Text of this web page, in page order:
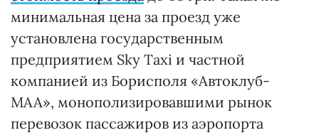
минимальная цена за проезд уже
установлена государственным
предприятием Sky Taxi и частной
компанией из Борисполя «Автоклуб-
МАА», монополизировавшими рынок
перевозок пассажиров из аэропорта